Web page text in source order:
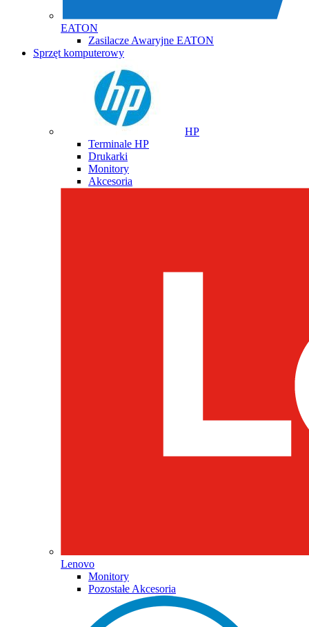
EATON
Zasilacze Awaryjne EATON
Sprzęt komputerowy
HP
Terminale HP
Drukarki
Monitory
Akcesoria
Lenovo
Monitory
Pozostałe Akcesoria